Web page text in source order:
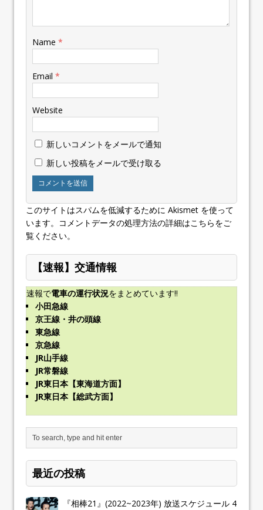
Name *
Email *
Website
新しいコメントをメールで通知
新しい投稿をメールで受け取る
このサイトはスパムを低減するために Akismet を使って
います。 コメントデータの処理方法の詳細はこちらをご
覧ください。
【速報】交通情報
速報で電車の運行状況をまとめています!!
小田急線
京王線・井の頭線
東急線
京急線
JR山手線
JR常磐線
JR東日本【東海道方面】
JR東日本【総武方面】
最近の投稿
『相棒21』(2022~2023年) 放送スケジュール 4